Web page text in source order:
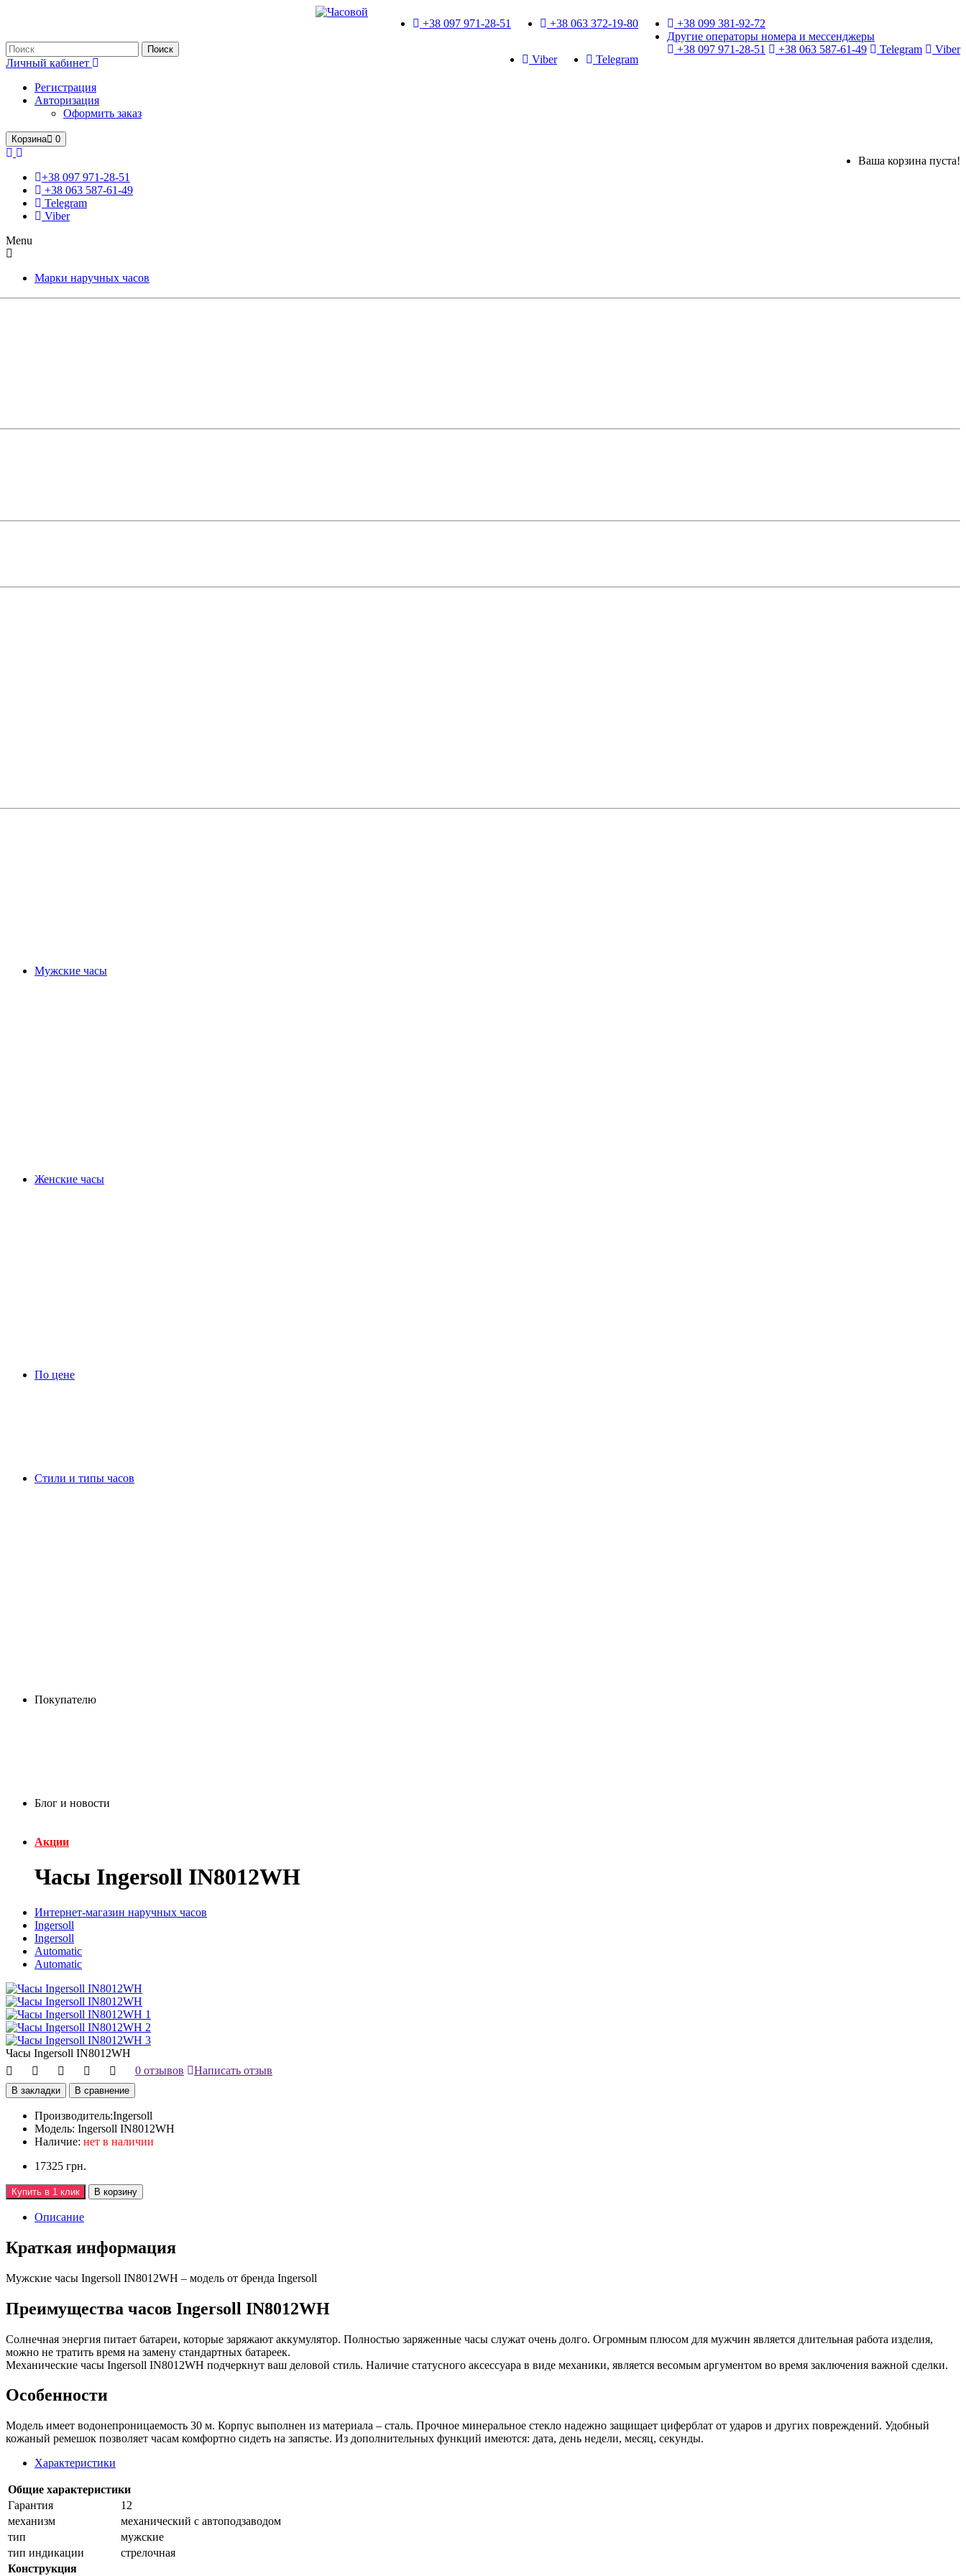
+38 099 381-92-72
Другие операторы номера и мессенджеры
+38 097 971-28-51
+38 063 587-61-49 Telegram Viber
+38 063 372-19-80
+38 097 971-28-51
Telegram
Viber
Поиск
Личный кабинет
Регистрация
Авторизация
Оформить заказ
Корзина 0
Ваша корзина пуста!
+38 097 971-28-51
+38 063 587-61-49
Telegram
Viber
Menu
Марки наручных часов
Мужские часы
Женские часы
По цене
Стили и типы часов
Покупателю
Блог и новости
Акции
Часы Ingersoll IN8012WH
Интернет-магазин наручных часов
Ingersoll
Ingersoll
Automatic
Automatic
Часы Ingersoll IN8012WH
0 отзывов
Написать отзыв
В закладки В сравнение
Производитель:Ingersoll
Модель: Ingersoll IN8012WH
Наличие: нет в наличии
17325 грн.
Купить в 1 клик В корзину
Описание
Краткая информация
Мужские часы Ingersoll IN8012WH – модель от бренда Ingersoll
Преимущества часов Ingersoll IN8012WH
Солнечная энергия питает батареи, которые заряжают аккумулятор. Полностью заряженные часы служат очень долго. Огромным плюсом для мужчин является длительная работа изделия,
можно не тратить время на замену стандартных батареек.
Механические часы Ingersoll IN8012WH подчеркнут ваш деловой стиль. Наличие статусного аксессуара в виде механики, является весомым аргументом во время заключения важной сделки.
Особенности
Модель имеет водонепроницаемость 30 м. Корпус выполнен из материала – сталь. Прочное минеральное стекло надежно защищает циферблат от ударов и других повреждений. Удобный
кожаный ремешок позволяет часам комфортно сидеть на запястье. Из дополнительных функций имеются: дата, день недели, месяц, секунды.
Характеристики
Общие характеристики
Гарантия
12
механизм
механический с автоподзаводом
тип
мужские
тип индикации
стрелочная
Конструкция